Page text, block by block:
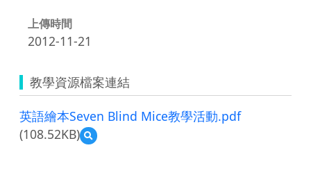
上傳時間
2012-11-21
教學資源檔案連結
英語繪本Seven Blind Mice教學活動.pdf
(108.52KB)
預
覽